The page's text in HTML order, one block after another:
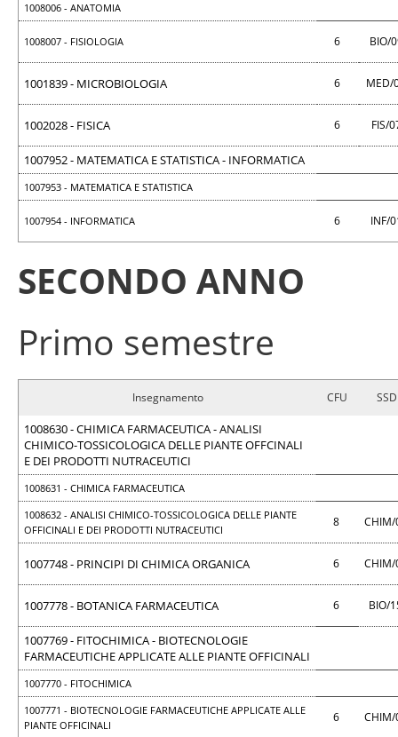
1008006 - ANATOMIA
1008007 - FISIOLOGIA 6 BIO/
1001839 - MICROBIOLOGIA 6
1002028 - FISICA 6 FIS/
1007952 - MATEMATICA E STATISTICA - INFORMATICA
1007953 - MATEMATICA E STATISTICA
1007954 - INFORMATICA 6 INF/
SECONDO ANNO
Primo semestre
Insegnamento CFU SSD
1008630 - CHIMICA FARMACEUTICA - ANALISI
CHIMICO-TOSSICOLOGICA DELLE PIANTE OFFCINALI
E DEI PRODOTTI NUTRACEUTICI
1008631 - CHIMICA FARMACEUTICA
1008632 - ANALISI CHIMICO-TOSSICOLOGICA DELLE PIANTE
OFFICINALI E DEI PRODOTTI NUTRACEUTICI
8
1007748 - PRINCIPI DI CHIMICA ORGANICA 6
1007778 - BOTANICA FARMACEUTICA 6 BIO/
1007769 - FITOCHIMICA - BIOTECNOLOGIE
FARMACEUTICHE APPLICATE ALLE PIANTE OFFICINALI
1007770 - FITOCHIMICA
1007771 - BIOTECNOLOGIE FARMACEUTICHE APPLICATE ALLE
PIANTE OFFICINALI
6